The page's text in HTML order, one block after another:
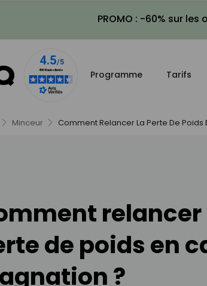
PROMO : -60% sur
Programme Tarifs
Minceur Comment Relancer La Perte De Poids
relancer
de poids en
?